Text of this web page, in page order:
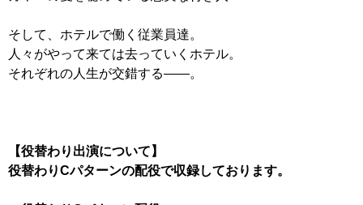
そして、ホテルで働く従業員達。
人々がやって来ては去っていくホテル。
それぞれの人生が交錯する――。
【役替わり出演について】
役替わりCパターンの配役で収録しております。